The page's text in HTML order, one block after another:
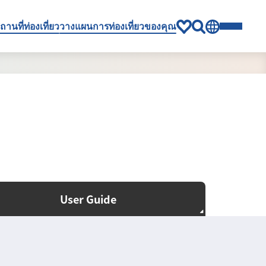
านที่ท่องเที่ยววางแผนการท่องเที่ยวของคุณ
User Guide